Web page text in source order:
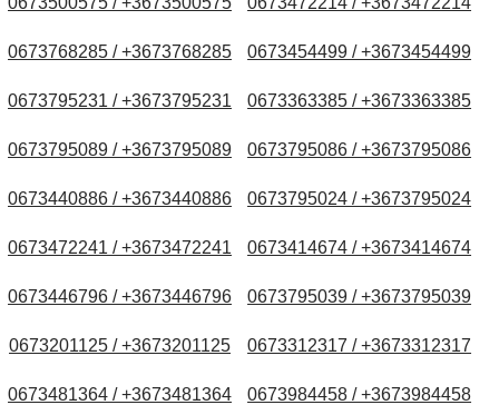
0673768285 / +3673768285 0673454499 / +3673454499
0673795231 / +3673795231 0673363385 / +3673363385
0673795089 / +3673795089 0673795086 / +3673795086
0673440886 / +3673440886 0673795024 / +3673795024
0673472241 / +3673472241 0673414674 / +3673414674
0673446796 / +3673446796 0673795039 / +3673795039
0673201125 / +3673201125 0673312317 / +3673312317
0673481364 / +3673481364 0673984458 / +3673984458